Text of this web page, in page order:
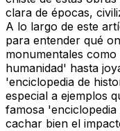
clara de épocas,
A lo largo de este
para entender qué
monumentales
humanidad' hasta
'enciclopedia de
especial a ejemplos
famosa
cachar bien el